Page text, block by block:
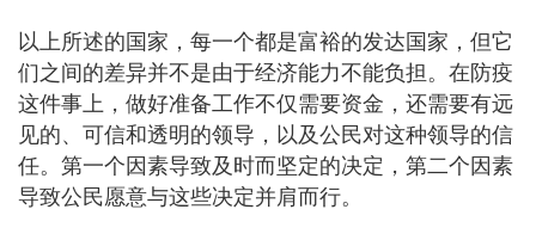
以上所述的国家，每一个都是富裕的发达国家，但它
们之间的差异并不是由于经济能力不能负担。在防疫
这件事上，做好准备工作不仅需要资金，还需要有远
见的、可信和透明的领导，以及公民对这种领导的信
任。第一个因素导致及时而坚定的决定，第二个因素
导致公民愿意与这些决定并肩而行。